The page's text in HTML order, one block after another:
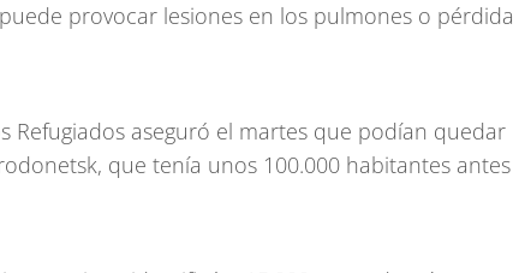
provocar lesiones en los pulmones o pérdida
Refugiados aseguró el martes que podían quedar
que tenía unos 100.000 habitantes antes